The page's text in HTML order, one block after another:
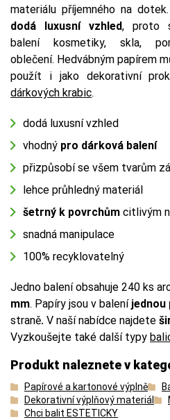
materiálu příjemného na
dodá luxusní vzhled, proto
balení kosmetiky, skla,
oblečení. Hedvábným papírem
použít i jako dekorativní
dárkových krabic.
dodá luxusní vzhled
vhodný pro dárková balení
přizpůsobí se všem tvarům
lehce průhledný materiál
šetrný k povrchům citlivým
snadná manipulace
100% recyklovatelný
Jedno balení obsahuje 240 ks
mm. Papíry jsou v balení jednou
straně. V naší nabídce najdete
Vyzkoušejte také další typy
Produkt naleznete v
Papírové a kartonové výplně
Dekorativní výplňový materiál
Chci balit ESTETICKY